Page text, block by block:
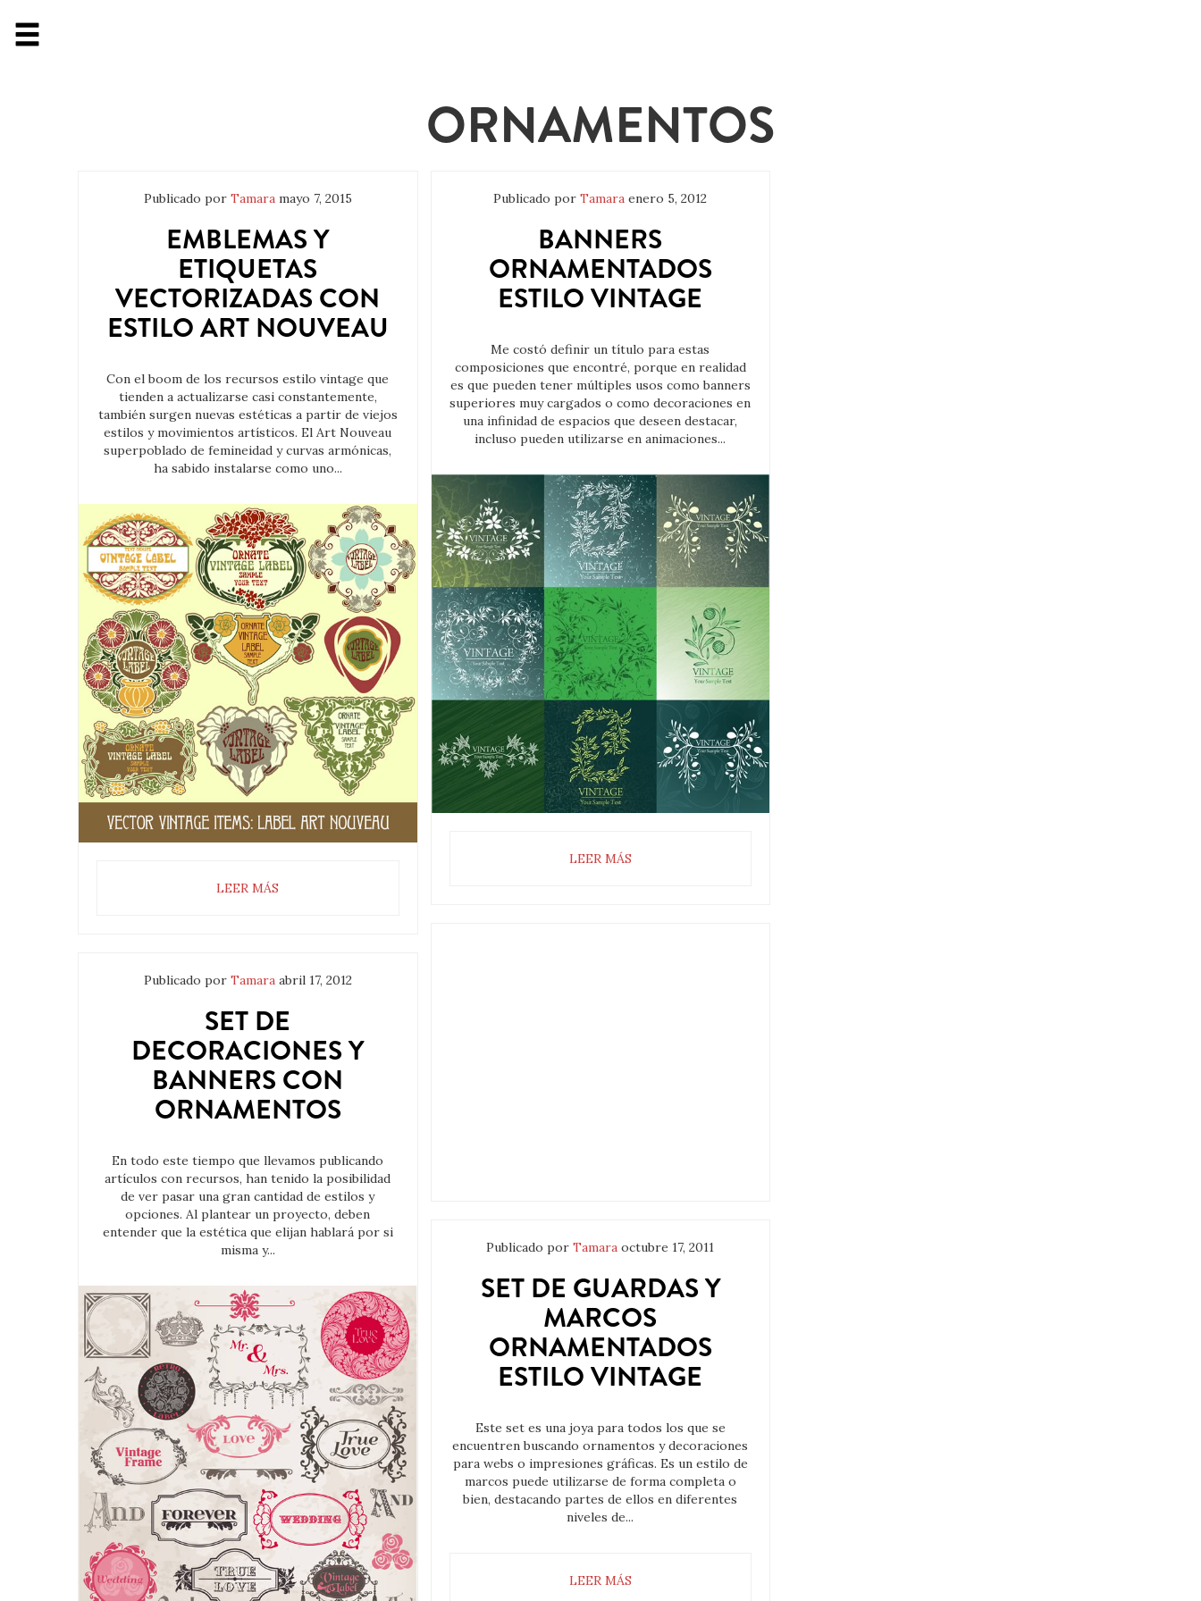
ORNAMENTOS
Publicado por Tamara mayo 7, 2015
EMBLEMAS Y
ETIQUETAS
VECTORIZADAS CON
ESTILO ART NOUVEAU
Con el boom de los recursos estilo vintage que
tienden a actualizarse casi constantemente,
también surgen nuevas estéticas a partir de viejos
estilos y movimientos artísticos. El Art Nouveau
superpoblado de femineidad y curvas armónicas,
ha sabido instalarse como uno...
LEER MÁS
Publicado por Tamara abril 17, 2012
SET DE
DECORACIONES Y
BANNERS CON
ORNAMENTOS
En todo este tiempo que llevamos publicando
artículos con recursos, han tenido la posibilidad
de ver pasar una gran cantidad de estilos y
opciones. Al plantear un proyecto, deben
entender que la estética que elijan hablará por si
misma y...
Publicado porTamara enero 5, 2012
BANNERS
ORNAMENTADOS
ESTILO VINTAGE
Me costó definir un título para estas
composiciones que encontré, porque en realidad
es que pueden tener múltiples usos como banners
superiores muy cargados o como decoraciones en
una infinidad de espacios que deseen destacar,
incluso pueden utilizarse en animaciones...
LEER MÁS
Publicado porTamara octubre 17, 2011
SET DE GUARDAS Y
MARCOS
ORNAMENTADOS
ESTILO VINTAGE
Este set es una joya para todos los que se
encuentren buscando ornamentos y decoraciones
para webs o impresiones gráficas. Es un estilo de
marcos puede utilizarse de forma completa o
bien, destacando partes de ellos en diferentes
niveles de...
LEER MÁS